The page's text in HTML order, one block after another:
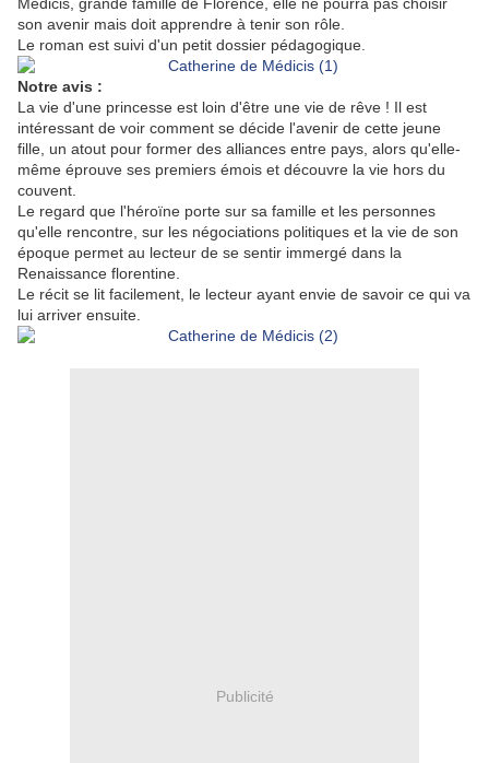
son avenir mais doit apprendre à tenir son rôle.
Le roman est suivi d'un petit dossier pédagogique.
Notre avis :
La vie d'une princesse est loin d'être une vie de rêve ! Il est
intéressant de voir comment se décide l'avenir de cette jeune
fille, un atout pour former des alliances entre pays, alors qu'elle-
même éprouve ses premiers émois et découvre la vie hors du
couvent.
Le regard que l'héroïne porte sur sa famille et les personnes
qu'elle rencontre, sur les négociations politiques et la vie de son
époque permet au lecteur de se sentir immergé dans la
Renaissance florentine.
Le récit se lit facilement, le lecteur ayant envie de savoir ce qui va
lui arriver ensuite.
Publicité